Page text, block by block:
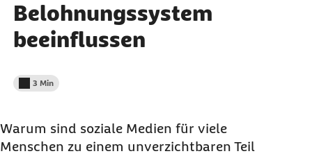
Belohnungssystem
beeinflussen
Lesedauer weniger als
3 Min
Warum sind soziale Medien für viele
Menschen zu einem unverzichtbaren Teil